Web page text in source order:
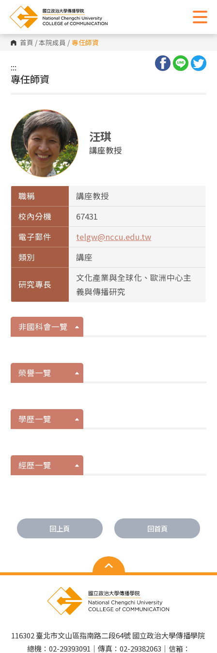
首頁 /本院成員 / 專任師資
:::
:::
專任師資
汪琪
講座教授
職稱
講座教授
校內分機
67431
電子郵件
telgw@nccu.edu.tw
類別
講座
研究專長
文化產業與全球化、歐洲中心主
義與傳播研究
非國科會一覽
榮譽一覽
學歷一覽
經歷一覽
回上頁 回首頁
116302 臺北市文山區指南路二段64號 國立政治大學傳播學院
總機：02-29393091｜傳真：02-29382063｜信箱：